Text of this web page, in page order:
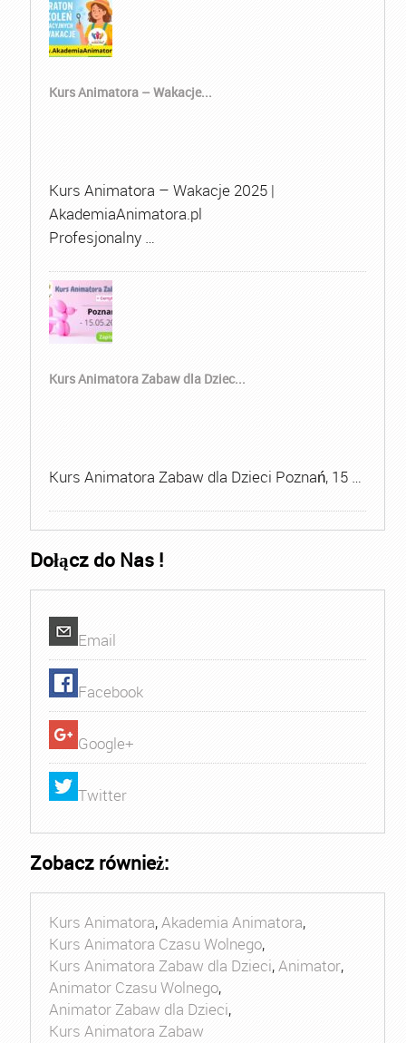
Kurs Animatora – Wakacje...
Kurs Animatora – Wakacje 2025 |
AkademiaAnimatora.pl
Profesjonalny …
Kurs Animatora Zabaw dla Dziec...
Kurs Animatora Zabaw dla Dzieci Poznań, 15 …
Dołącz do Nas !
Email
Facebook
Google+
Twitter
Zobacz również:
Kurs Animatora,Akademia Animatora,
Kurs Animatora Czasu Wolnego,
Kurs Animatora Zabaw dla Dzieci,Animator,
Animator Czasu Wolnego,
Animator Zabaw dla Dzieci,
Kurs Animatora Zabaw